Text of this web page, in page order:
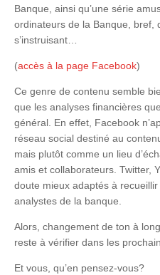
Banque, ainsi qu’une série
ordinateurs de la Banque, bref,
s’instruisant…
(accès à la page Facebook)
Ce genre de contenu semble
que les analyses financières
général. En effet, Facebook
réseau social destiné au
mais plutôt comme un lieu
amis et collaborateurs. Twitter,
doute mieux adaptés à
analystes de la banque.
Alors, changement de ton à
reste à vérifier dans les
Et vous, qu’en pensez-vous?